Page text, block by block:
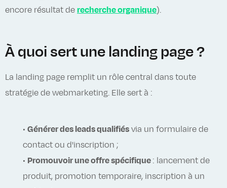
encore résultat de recherche organique).
À quoi sert une landing page ?
La landing page remplit un rôle central dans toute
stratégie de webmarketing. Elle sert à :
• Générer des leads qualifiés via un formulaire de
contact ou d'inscription ;
• Promouvoir une offre spécifique : lancement de
produit, promotion temporaire, inscription à un